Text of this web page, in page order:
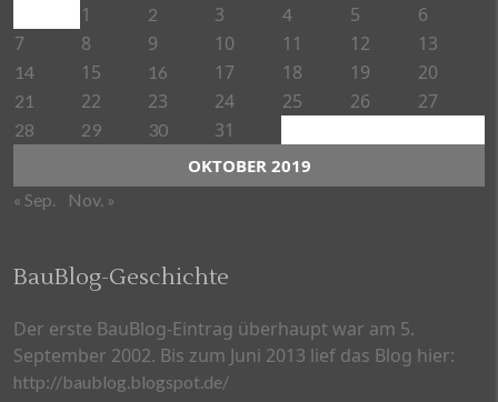
OKTOBER 2019
1
2 3 4 5
6
7
8 9 10 11 12 13
14 15 16 17 18 19 20
21 22 23 24 25 26 27
28 29 30 31
« Sep. Nov. »
BauBlog-Geschichte
Der erste BauBlog-Eintrag überhaupt war am 5.
September 2002. Bis zum Juni 2013 lief das Blog hier:
http://baublog.blogspot.de/